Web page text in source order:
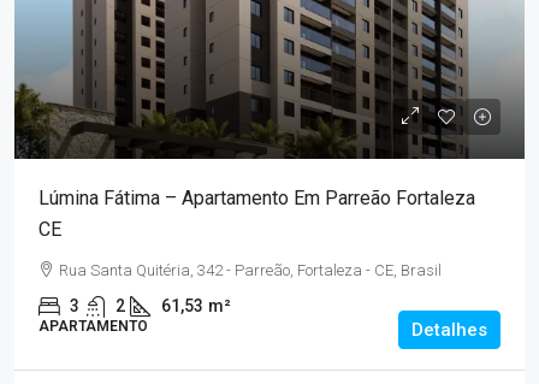
Lúmina Fátima – Apartamento Em Parreão Fortaleza
CE
Rua Santa Quitéria, 342 - Parreão, Fortaleza - CE, Brasil
3 2 61,53 m²
APARTAMENTO Detalhes